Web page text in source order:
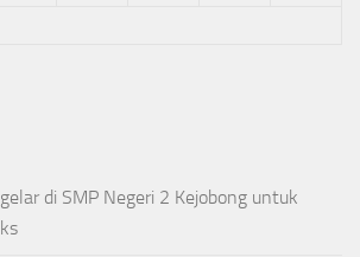
di SMP Negeri 2 Kejobong untuk